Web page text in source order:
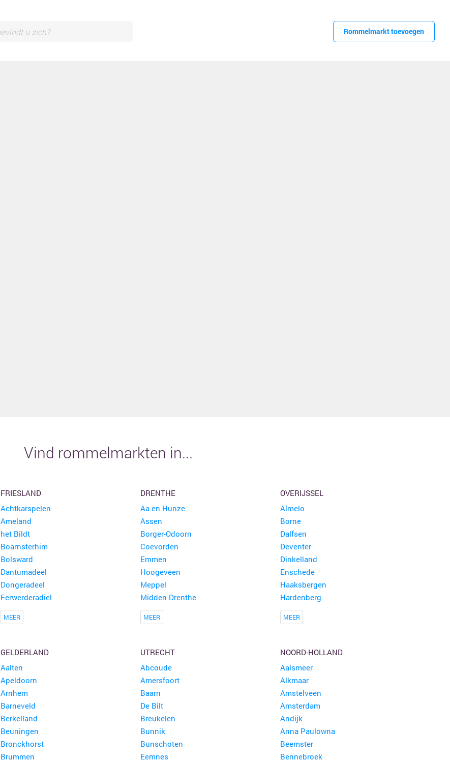
Rommelmarkt toevoegen
Vind rommelmarkten in...
FRIESLAND
Achtkarspelen
Ameland
het Bildt
Boarnsterhim
Bolsward
Dantumadeel
Dongeradeel
Ferwerderadiel
MEER
DRENTHE
Aa en Hunze
Assen
Borger-Odoorn
Coevorden
Emmen
Hoogeveen
Meppel
Midden-Drenthe
MEER
OVERIJSSEL
Almelo
Borne
Dalfsen
Deventer
Dinkelland
Enschede
Haaksbergen
Hardenberg
MEER
GELDERLAND
Aalten
Apeldoorn
Arnhem
Barneveld
Berkelland
Beuningen
Bronckhorst
Brummen
UTRECHT
Abcoude
Amersfoort
Baarn
De Bilt
Breukelen
Bunnik
Bunschoten
Eemnes
NOORD-HOLLAND
Aalsmeer
Alkmaar
Amstelveen
Amsterdam
Andijk
Anna Paulowna
Beemster
Bennebroek